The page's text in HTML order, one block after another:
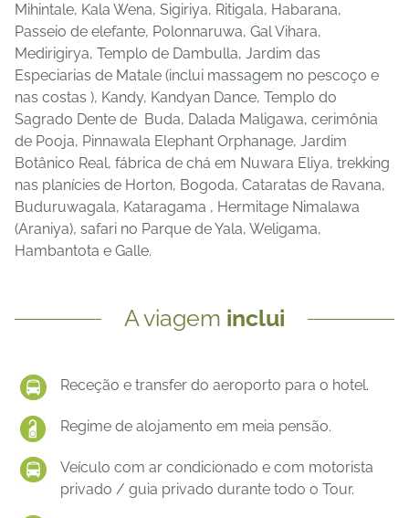
Mihintale, Kala Wena, Sigiriya, Ritigala, Habarana,
Passeio de elefante, Polonnaruwa, Gal Vihara,
Medirigirya, Templo de Dambulla, Jardim das
Especiarias de Matale (inclui massagem no pescoço e
nas costas ), Kandy, Kandyan Dance, Templo do
Sagrado Dente de Buda, Dalada Maligawa, cerimônia
de Pooja, Pinnawala Elephant Orphanage, Jardim
Botânico Real, fábrica de chá em Nuwara Eliya, trekking
nas planícies de Horton, Bogoda, Cataratas de Ravana,
Buduruwagala, Kataragama , Hermitage Nimalawa
(Araniya), safari no Parque de Yala, Weligama,
Hambantota e Galle.
A viagem inclui
Receção e transfer do aeroporto para o hotel.
Regime de alojamento em meia pensão.
Veículo com ar condicionado e com motorista
privado / guia privado durante todo o Tour.